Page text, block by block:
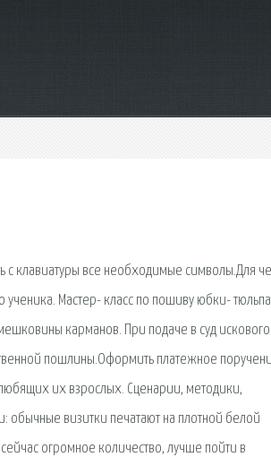
с клавиатуры все необходимые символы.Для
ученика. Мастер- класс по пошиву юбки-
карманов. При подаче в суд искового
пошлины.Оформить платежное
их взрослых. Сценарии, методики,
обычные визитки печатают на плотной белой
огромное количество, лучше пойти в